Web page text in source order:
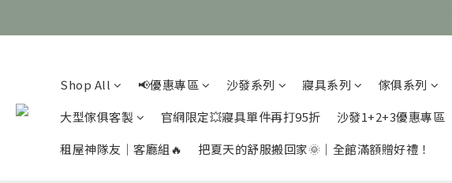
Shop All 📢優惠專區 沙發系列 寢具系列 傢俱系列
大型傢俱客製
官網限定💥寢具單件再打95折 沙發1+2+3優惠專區
租屋神隊友｜客廳組🔥
把夏天的舒服搬回家🌞｜全館滿額贈好禮！